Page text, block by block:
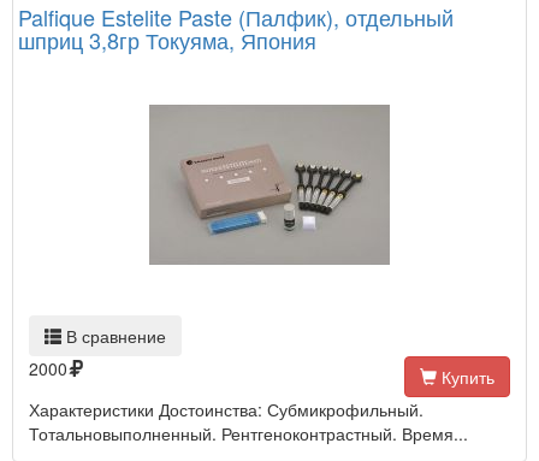
Palfique Estelite Paste (Палфик), отдельный
шприц 3,8гр Токуяма, Япония
В сравнение
2000
Купить
Характеристики Достоинства: Субмикрофильный.
Тотальновыполненный. Рентгеноконтрастный. Время...